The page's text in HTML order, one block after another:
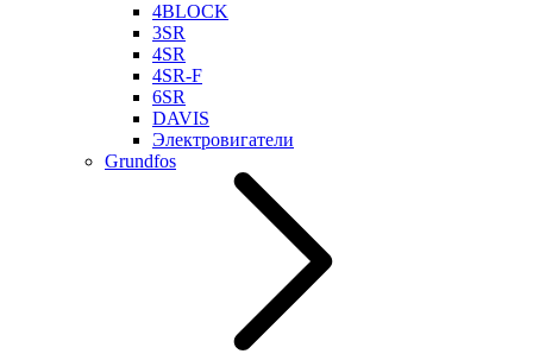
4BLOCK
3SR
4SR
4SR-F
6SR
DAVIS
Электровигатели
Grundfos